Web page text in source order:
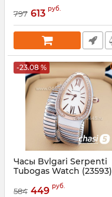
23544
797 613 руб.
-23.08 %
Часы Bvlgari Serpenti
Tubogas Watch (23593)
23593
584 449 руб.